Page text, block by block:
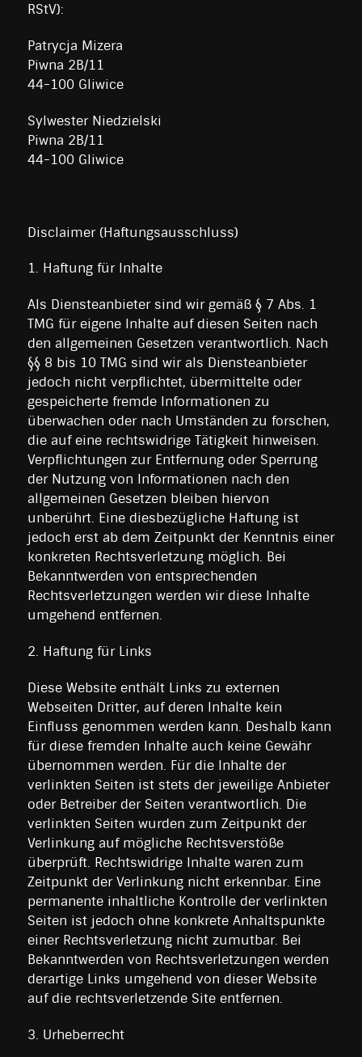
RStV):
Patrycja Mizera
Piwna 2B/11
44-100 Gliwice
Sylwester Niedzielski
Piwna 2B/11
44-100 Gliwice
Disclaimer (Haftungsausschluss)
1. Haftung für Inhalte
Als Diensteanbieter sind wir gemäß § 7 Abs. 1
TMG für eigene Inhalte auf diesen Seiten nach
den allgemeinen Gesetzen verantwortlich. Nach
§§ 8 bis 10 TMG sind wir als Diensteanbieter
jedoch nicht verpflichtet, übermittelte oder
gespeicherte fremde Informationen zu
überwachen oder nach Umständen zu forschen,
die auf eine rechtswidrige Tätigkeit hinweisen.
Verpflichtungen zur Entfernung oder Sperrung
der Nutzung von Informationen nach den
allgemeinen Gesetzen bleiben hiervon
unberührt. Eine diesbezügliche Haftung ist
jedoch erst ab dem Zeitpunkt der Kenntnis einer
konkreten Rechtsverletzung möglich. Bei
Bekanntwerden von entsprechenden
Rechtsverletzungen werden wir diese Inhalte
umgehend entfernen.
2. Haftung für Links
Diese Website enthält Links zu externen
Webseiten Dritter, auf deren Inhalte kein
Einfluss genommen werden kann. Deshalb kann
für diese fremden Inhalte auch keine Gewähr
übernommen werden. Für die Inhalte der
verlinkten Seiten ist stets der jeweilige Anbieter
oder Betreiber der Seiten verantwortlich. Die
verlinkten Seiten wurden zum Zeitpunkt der
Verlinkung auf mögliche Rechtsverstöße
überprüft. Rechtswidrige Inhalte waren zum
Zeitpunkt der Verlinkung nicht erkennbar. Eine
permanente inhaltliche Kontrolle der verlinkten
Seiten ist jedoch ohne konkrete Anhaltspunkte
einer Rechtsverletzung nicht zumutbar. Bei
Bekanntwerden von Rechtsverletzungen werden
derartige Links umgehend von dieser Website
auf die rechtsverletzende Site entfernen.
3. Urheberrecht